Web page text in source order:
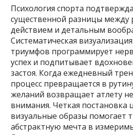
Психология спорта
существенной разницы между
действием и детальным
Систематическая
триумфов программирует
успех и подпитывает
застоя. Когда ежедневный
процесс превращается в
желаний возвращает атлету
внимания. Четкая постановка
визуальные образы помогает
абстрактную мечта в